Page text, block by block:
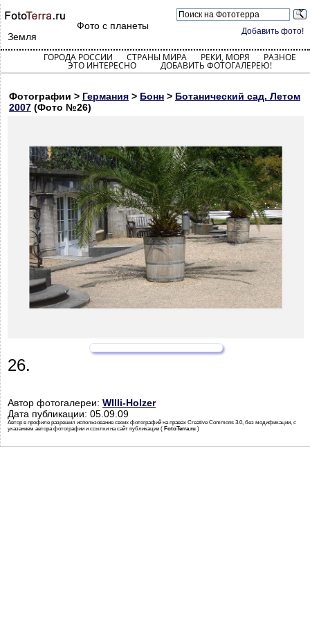
Добавить фото!
Фото с планеты
Земля
ГОРОДА РОССИИ СТРАНЫ МИРА РЕКИ, МОРЯ РАЗНОЕ
ЭТО ИНТЕРЕСНО ДОБАВИТЬ ФОТОГАЛЕРЕЮ!
Фотографии > Германия > Бонн > Ботанический сад. Летом
2007 (Фото №26)
26.
Автор фотогалереи: WIlli-Holzer
Дата публикации: 05.09.09
Автор в профиле разрешил использование своих фотографий на правах Creative Commons 3.0, без модификации, с
указанием автора фотографии и ссылки на сайт публикации ( FotoTerra.ru )